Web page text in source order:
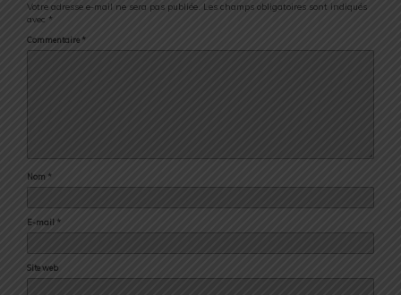
Votre adresse e-mail ne sera pas publiée. Les champs obligatoires sont indiqués
avec *
Commentaire *
Nom *
E-mail *
Site web